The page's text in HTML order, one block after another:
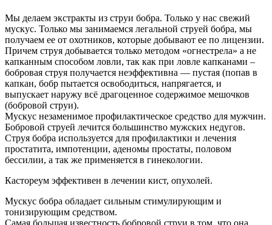
Мы делаем экстракты из струи бобра. Только у нас свежий
мускус. Только мы занимаемся легальной струей бобра, мы
получаем ее от охотников, которые добывают ее по лицензии.
Причем струя добывается только методом «огнестрела» а не
капканным способом ловли, так как при ловле капканами –
бобровая струя получается неэффективна — пустая (попав в
капкан, бобр пытается освободиться, напрягается, и
выпускает наружу всё драгоценное содержимое мешочков
(бобровой струи).
Мускус незаменимое профилактическое средство для мужчин.
Бобровой струей лечится большинство мужских недугов.
Струя бобра используется для профилактики и лечения
простатита, импотенции, аденомы простаты, половом
бессилии, а так же применяется в гинекологии.
Кастореум эффективен в лечении кист, опухолей.
Мускус бобра обладает сильным стимулирующим и
тонизирующим средством.
Самая большая известность бобровой струи в том, что она